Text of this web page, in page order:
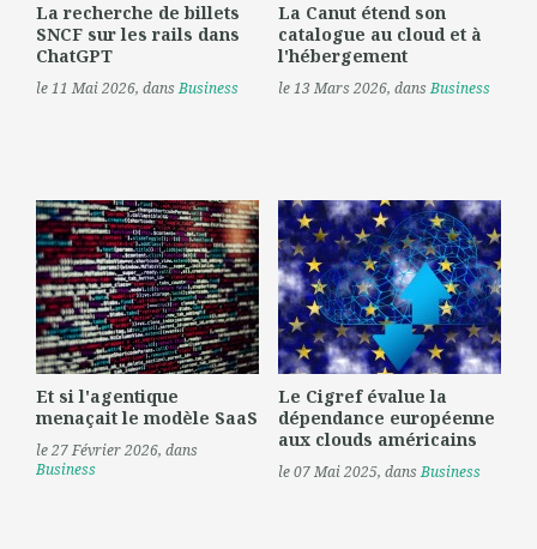
La recherche de billets
SNCF sur les rails dans
ChatGPT
le 11 Mai 2026, dansBusiness
La Canut étend son
catalogue au cloud et à
l'hébergement
le 13 Mars 2026, dansBusiness
Et si l'agentique
menaçait le modèle SaaS
le 27 Février 2026, dans
Business
Le Cigref évalue la
dépendance européenne
aux clouds américains
le 07 Mai 2025, dansBusiness